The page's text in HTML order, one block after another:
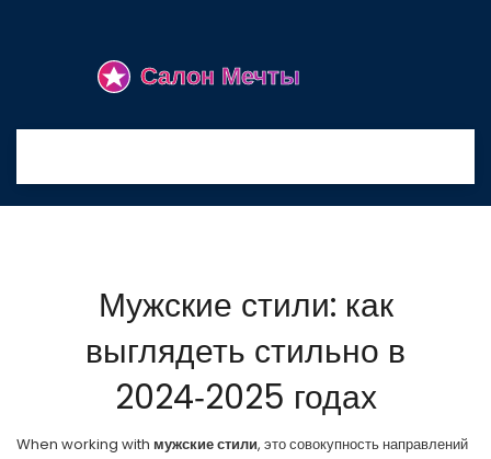
Мужские стили: как
выглядеть стильно в
2024‑2025 годах
When working with мужские стили, это совокупность направлений